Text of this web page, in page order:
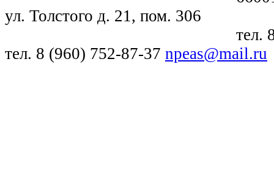
ул. Толстого д. 21, пом. 306
тел. 8 (391)
тел. 8 (960) 752-87-37 npeas@mail.ru